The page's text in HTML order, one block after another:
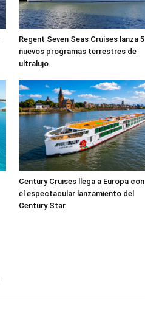
Regent Seven Seas Cruises lanza 5
nuevos programas terrestres de
ultralujo
Century Cruises llega a Europa con
el espectacular lanzamiento del
Century Star